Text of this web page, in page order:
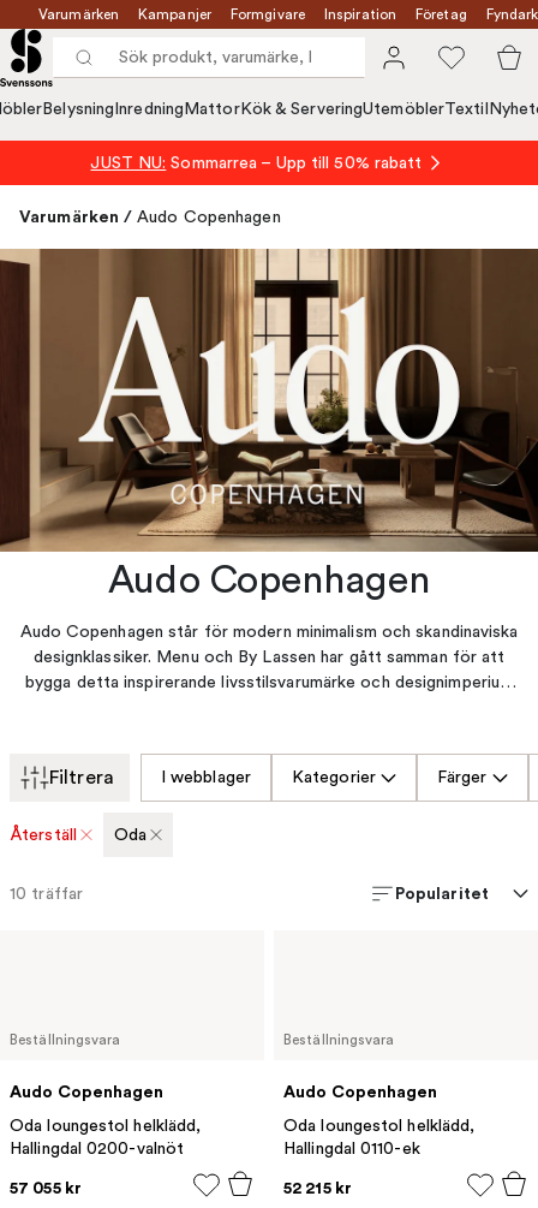
Varumärken Kampanjer Formgivare Inspiration Företag
Belysning Inredning MattorKök & ServeringUtemöblerTextil
JUST NU: Sommarrea – Upp till 50% rabatt
Varumärken / Audo Copenhagen
Audo Copenhagen
Audo Copenhagen står för modern minimalism och skandinaviska
designklassiker. Menu och By Lassen har gått samman för att
bygga detta inspirerande livsstilsvarumärke och designimperium
inredningsprodukter, möbler och belysning.
Filtrera I webblager Kategorier Färger
Återställ Oda
10 träffar Popularitet
Beställningsvara
Audo Copenhagen
Oda loungestol helklädd,
Hallingdal 0200-valnöt
57 055 kr
Beställningsvara
Audo Copenhagen
Oda loungestol helklädd,
Hallingdal 0110-ek
52 215 kr